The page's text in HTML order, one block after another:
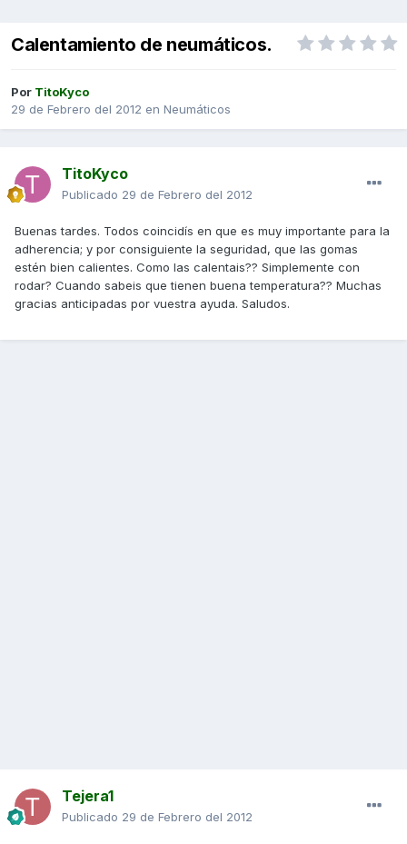
Calentamiento de neumáticos.
Por TitoKyco
29 de Febrero del 2012 en Neumáticos
TitoKyco
Publicado 29 de Febrero del 2012
Buenas tardes. Todos coincidís en que es muy importante para la
adherencia; y por consiguiente la seguridad, que las gomas
estén bien calientes. Como las calentais?? Simplemente con
rodar? Cuando sabeis que tienen buena temperatura?? Muchas
gracias anticipadas por vuestra ayuda. Saludos.
Tejera1
Publicado 29 de Febrero del 2012